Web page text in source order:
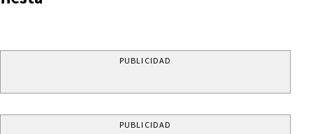
PUBLICIDAD
PUBLICIDAD